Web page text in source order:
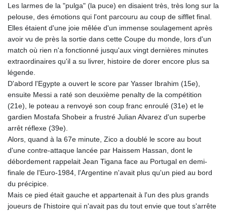
Les larmes de la "pulga" (la puce) en disaient très, très long sur la
pelouse, des émotions qui l'ont parcouru au coup de sifflet final.
Elles étaient d'une joie mêlée d'un immense soulagement après
avoir vu de près la sortie dans cette Coupe du monde, lors d'un
match où rien n'a fonctionné jusqu'aux vingt dernières minutes
extraordinaires qu'il a su livrer, histoire de dorer encore plus sa
légende.
D'abord l'Egypte a ouvert le score par Yasser Ibrahim (15e),
ensuite Messi a raté son deuxième penalty de la compétition
(21e), le poteau a renvoyé son coup franc enroulé (31e) et le
gardien Mostafa Shobeir a frustré Julian Alvarez d'un superbe
arrêt réflexe (39e).
Alors, quand à la 67e minute, Zico a doublé le score au bout
d'une contre-attaque lancée par Haissem Hassan, dont le
débordement rappelait Jean Tigana face au Portugal en demi-
finale de l'Euro-1984, l'Argentine n'avait plus qu'un pied au bord
du précipice.
Mais ce pied était gauche et appartenait à l'un des plus grands
joueurs de l'histoire qui n'avait pas du tout envie que tout s'arrête